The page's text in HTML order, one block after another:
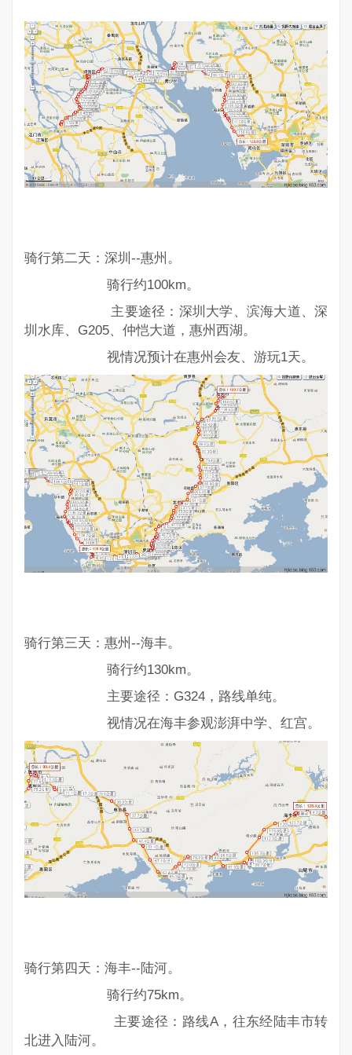
骑行第二天：深圳--惠州。
骑行约100km。
主要途径：深圳大学、滨海大道、深
圳水库、G205、仲恺大道，惠州西湖。
视情况预计在惠州会友、游玩1天。
骑行第三天：惠州--海丰。
骑行约130km。
主要途径：G324，路线单纯。
视情况在海丰参观澎湃中学、红宫。
骑行第四天：海丰--陆河。
骑行约75km。
主要途径：路线A，往东经陆丰市转
北进入陆河。